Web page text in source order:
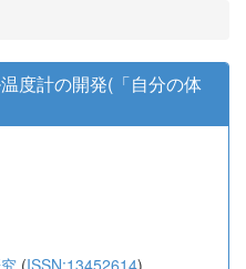
度計の開発(「自分の体
(ISSN:13452614)